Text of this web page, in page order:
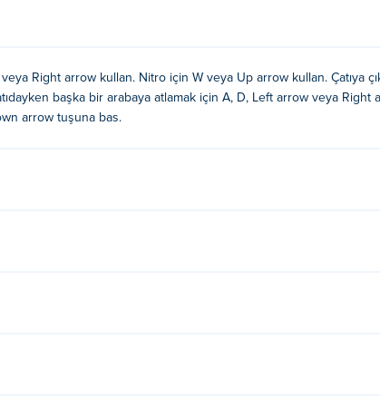
Right arrow kullan. Nitro için W veya Up arrow kullan. Çatıya
başka bir arabaya atlamak için A, D, Left arrow veya Right
arrow tuşuna bas.